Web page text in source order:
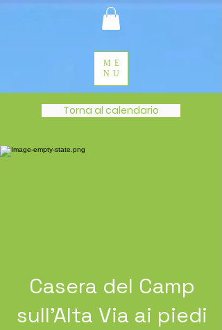
ME
NU
Torna al calendario
Casera del Camp
sull’Alta Via ai piedi